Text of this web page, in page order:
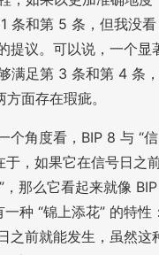
条和第 5 条，但我没看
提议。可以说，一个显
满足第 3 条和第 4 条，
面存在瑕疵。
个角度看，BIP 8 与 “信
，如果它在信号日之
那么它看起来就像 BIP
种 “锦上添花” 的特性
之前就能发生，虽然这